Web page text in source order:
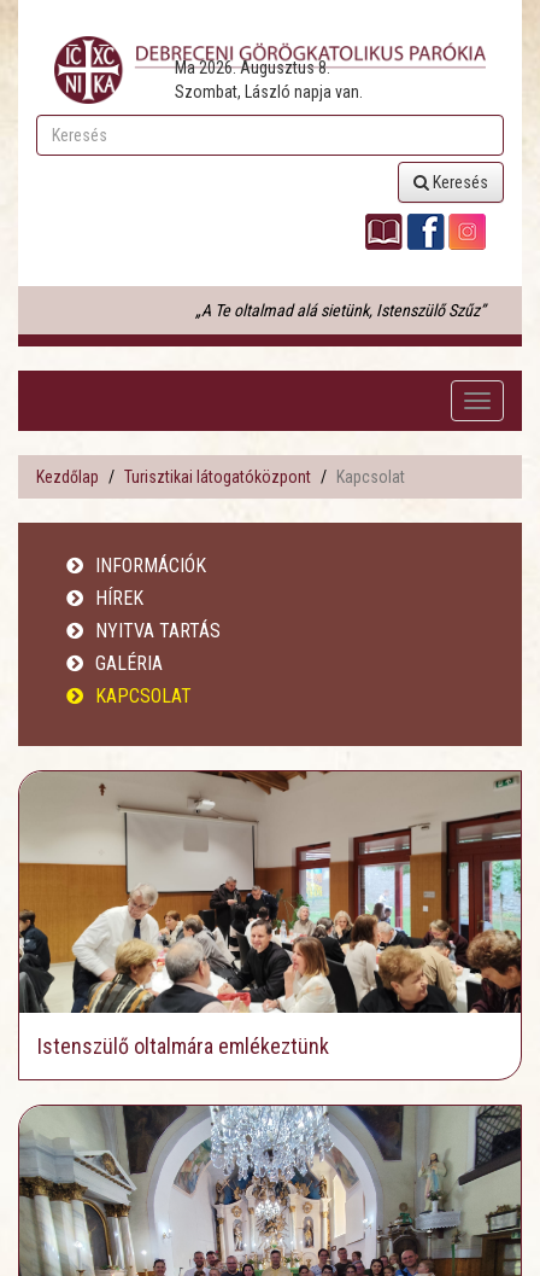
Ma 2026. Augusztus 8.
Szombat, László napja van.
Keresés
„A Te oltalmad alá sietünk, Istenszülő Szűz”
Toggle
Kezdőlap Turisztikai látogatóközpont Kapcsolat
INFORMÁCIÓK
HÍREK
NYITVA TARTÁS
GALÉRIA
KAPCSOLAT
Istenszülő oltalmára emlékeztünk